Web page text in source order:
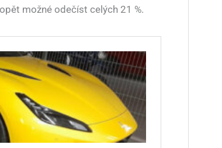
možné odečíst celých 21 %.